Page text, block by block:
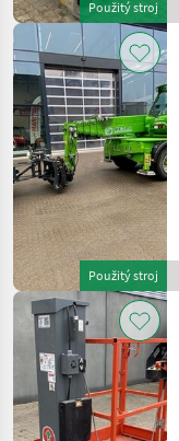
Použitý stroj
Použitý stroj